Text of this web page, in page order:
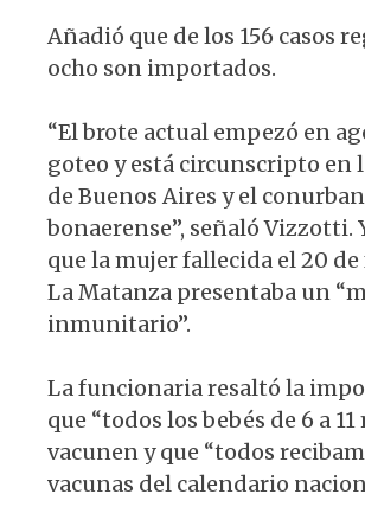
Añadió que de los 156 casos
ocho son importados.
“El brote actual empezó en
goteo y está circunscripto en
de Buenos Aires y el
bonaerense”, señaló Vizzotti.
que la mujer fallecida el 20
La Matanza presentaba un
inmunitario”.
La funcionaria resaltó la
que “todos los bebés de 6 a 11
vacunen y que “todos
vacunas del calendario